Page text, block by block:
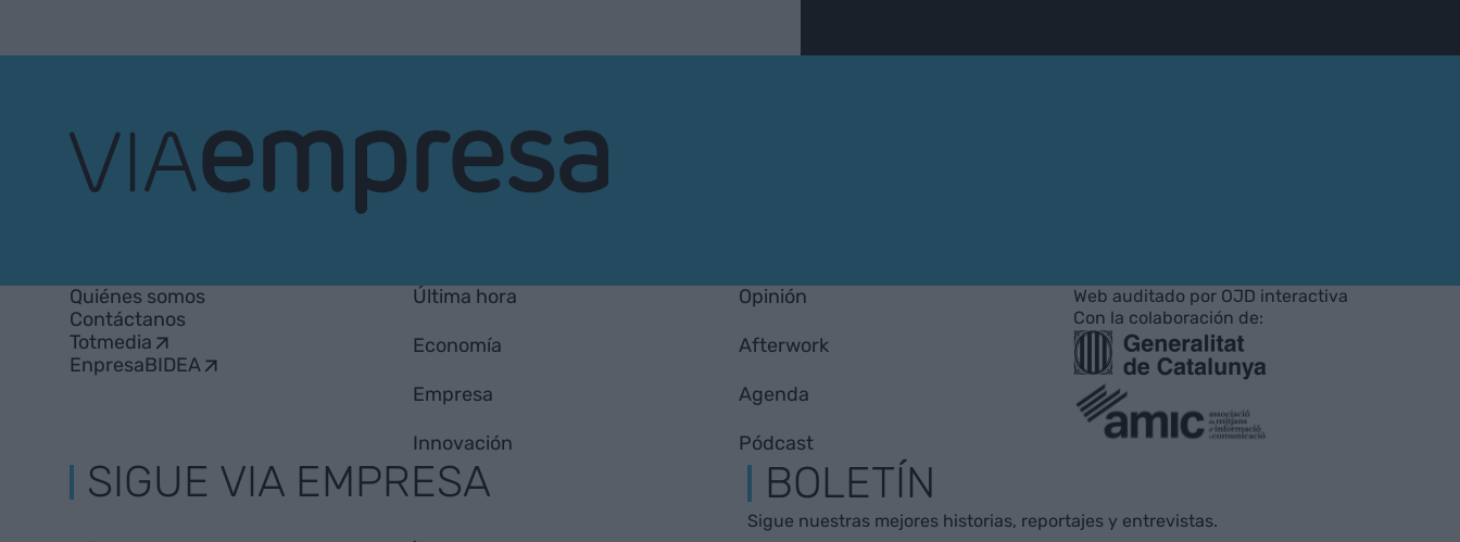
Quiénes somos
Contáctanos
Totmedia
EnpresaBIDEA
Última hora
Economía
Empresa
Innovación
Opinión
Afterwork
Agenda
Pódcast
Web auditado por OJD interactiva
Con la colaboración de:
SIGUE VIA EMPRESA BOLETÍN
Sigue nuestras mejores historias, reportajes y entrevistas.